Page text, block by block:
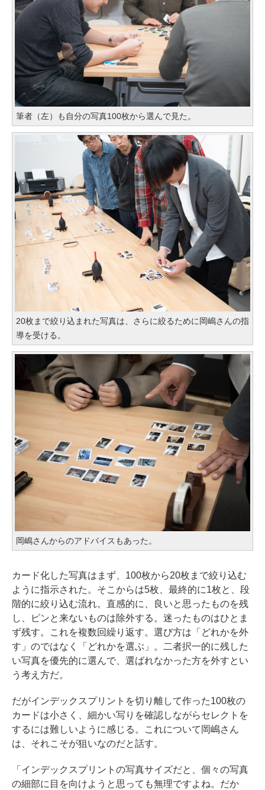
筆者（左）も自分の写真100枚から選んで見た。
20枚まで絞り込まれた写真は、さらに絞るために岡嶋さんの指
導を受ける。
岡嶋さんからのアドバイスもあった。
カード化した写真はまず、100枚から20枚まで絞り込む
ように指示された。そこからは5枚、最終的に1枚と、段
階的に絞り込む流れ。直感的に、良いと思ったものを残
し、ピンと来ないものは除外する。迷ったものはひとま
ず残す。これを複数回繰り返す。選び方は「どれかを外
す」のではなく「どれかを選ぶ」。二者択一的に残した
い写真を優先的に選んで、選ばれなかった方を外すとい
う考え方だ。
だがインデックスプリントを切り離して作った100枚の
カードは小さく、細かい写りを確認しながらセレクトを
するには難しいように感じる。これについて岡嶋さん
は、それこそが狙いなのだと話す。
「インデックスプリントの写真サイズだと、個々の写真
の細部に目を向けようと思っても無理ですよね。だか